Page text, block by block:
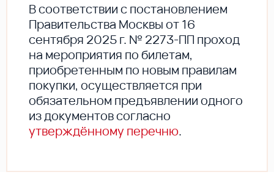
В соответствии с постановлением
Правительства Москвы от 16
сентября 2025 г. № 2273-ПП проход
на мероприятия по билетам,
приобретенным по новым правилам
покупки, осуществляется при
обязательном предъявлении одного
из документов согласно
утверждённому перечню.